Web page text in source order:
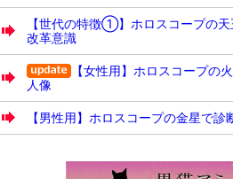
【世代の特徴①】ホロスコープの
改革意識
【女性用】ホロスコープの
人像
【男性用】ホロスコープの金星で